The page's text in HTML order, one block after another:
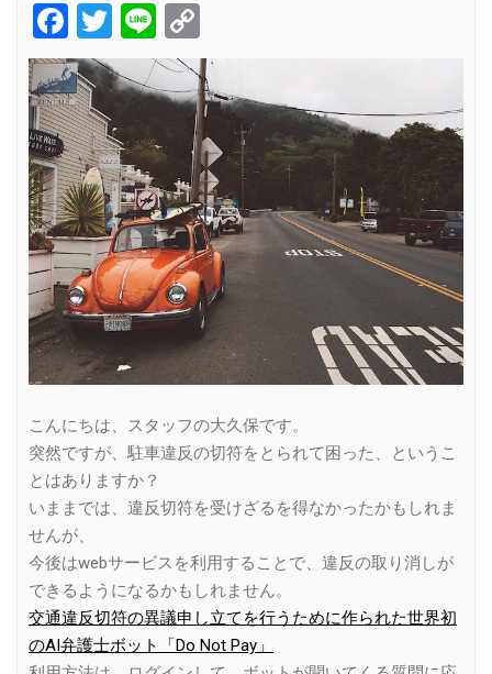
Facebook
Twitter
Line
Link
こんにちは、スタッフの大久保です。
突然ですが、駐車違反の切符をとられて困った、というこ
とはありますか？
いままでは、違反切符を受けざるを得なかったかもしれま
せんが、
今後はwebサービスを利用することで、違反の取り消しが
できるようになるかもしれません。
交通違反切符の異議申し立てを行うために作られた世界初
のAI弁護士ボット「Do Not Pay」